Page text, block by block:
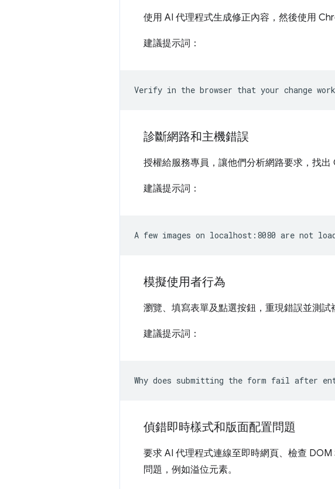
使用 AI 代理程式生成修正內容，然後使用
建議提示詞：
診斷網路和主機錯誤
授權給服務專員，讓他們分析網路要求，找出
建議提示詞：
模擬使用者行為
瀏覽、填寫表單及點選按鈕，重現錯誤並測試
建議提示詞：
偵錯即時樣式和版面配置問題
要求 AI 代理程式連線至即時網頁、檢查
問題，例如溢位元素。